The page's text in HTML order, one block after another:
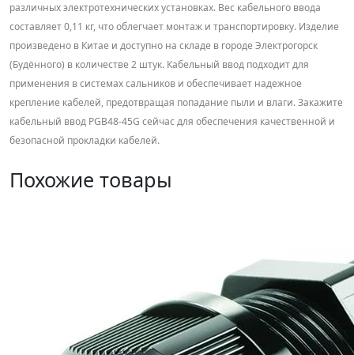
различных электротехнических установках. Вес кабельного ввода
составляет 0,11 кг, что облегчает монтаж и транспортировку. Изделие
произведено в Китае и доступно на складе в городе Электрогорск
(Будённого) в количестве 2 штук. Кабельный ввод подходит для
применения в системах сальников и обеспечивает надежное
крепление кабелей, предотвращая попадание пыли и влаги. Закажите
кабельный ввод PGB48-45G сейчас для обеспечения качественной и
безопасной прокладки кабелей.
Похожие товары